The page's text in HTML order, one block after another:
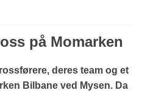
på Momarken
deres team og et
Bilbane ved Mysen. Da